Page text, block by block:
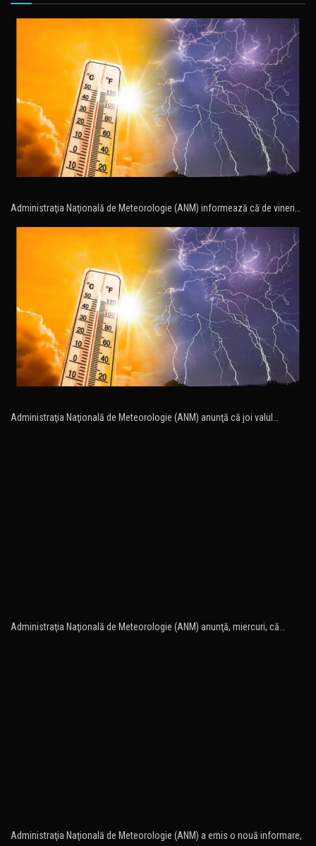
Administraţia Naţională de Meteorologie (ANM) informează că de vineri…
Administraţia Naţională de Meteorologie (ANM) anunţă că joi valul…
Administraţia Naţională de Meteorologie (ANM) anunţă, miercuri, că…
Administraţia Naţională de Meteorologie (ANM) a emis o nouă informare,